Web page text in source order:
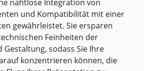
nahtlose Integration von
und Kompatibilität mit einer
gewährleistet. Sie ersparen
Feinheiten der
sodass Sie Ihre
konzentrieren können, die